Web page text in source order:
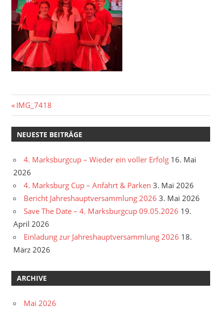
Beitragsnavigation
Vorheriger
Beitrag:
IMG_7418
NEUESTE BEITRÄGE
4. Marksburgcup – Wieder ein voller Erfolg 16. Mai
2026
4. Marksburg Cup – Anfahrt & Parken 3. Mai 2026
Bericht Jahreshauptversammlung 2026 3. Mai 2026
Save The Date – 4. Marksburgcup 09.05.2026 19.
April 2026
Einladung zur Jahreshauptversammlung 2026 18.
März 2026
ARCHIVE
Mai 2026